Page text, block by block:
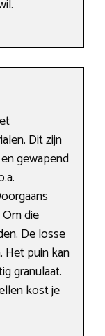
Dit zijn
gewapend
die
De losse
Het puin kan
granulaat.
kost je